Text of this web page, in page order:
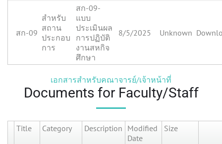
สก-09
สำหรับ
สถาน
ประกอบ
การ
สก-09-
แบบ
ประเมินผล
การปฏิบัติ
งานสหกิจ
ศึกษา
8/5/2025 Unknown
เอกสารสำหรับคณาจารย์/เจ้าหน้าที่
Documents for Faculty/Staff
Title Category Description Modified
Date
Size